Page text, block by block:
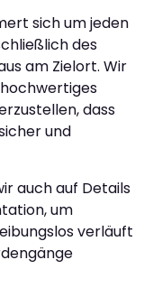
sich um jeden
des
am Zielort. Wir
dass
und
auch auf Details
um
verläuft